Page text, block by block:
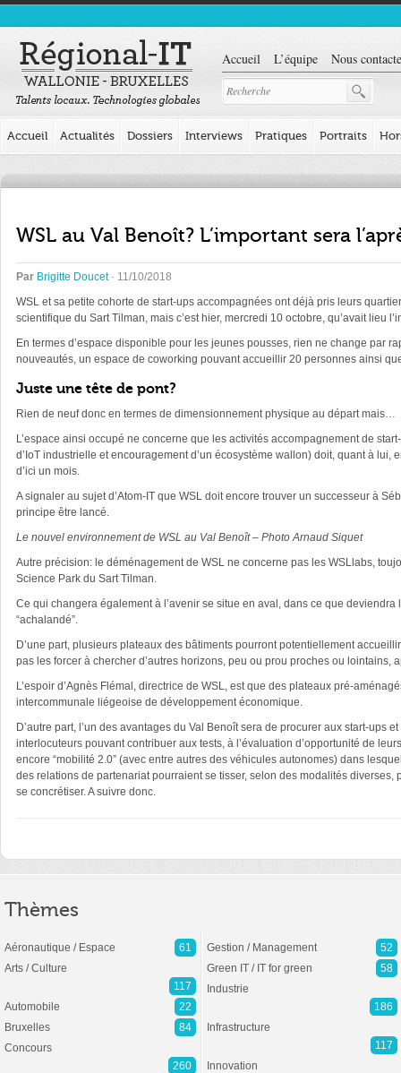
Accueil L’équipe Nous
Accueil Actualités Dossiers Interviews Pratiques Portraits
WSL au Val Benoît? L’important sera
Par Brigitte Doucet· 11/10/2018
WSL et sa petite cohorte de start-ups accompagnées ont déjà pris leurs
scientifique du Sart Tilman, mais c’est hier, mercredi 10 octobre, qu’avait lieu
En termes d’espace disponible pour les jeunes pousses, rien ne change par
nouveautés, un espace de coworking pouvant accueillir 20 personnes ainsi
Juste une tête de pont?
Rien de neuf donc en termes de dimensionnement physique au départ mais…
L’espace ainsi occupé ne concerne que les activités accompagnement de
d’IoT industrielle et encouragement d’un écosystème wallon) doit, quant à
d’ici un mois.
A signaler au sujet d’Atom-IT que WSL doit encore trouver un successeur à
principe être lancé.
Le nouvel environnement de WSL au Val Benoît – Photo Arnaud Siquet
Autre précision: le déménagement de WSL ne concerne pas les WSLlabs,
Science Park du Sart Tilman.
Ce qui changera également à l’avenir se situe en aval, dans ce que
“achalandé”.
D’une part, plusieurs plateaux des bâtiments pourront potentiellement
pas les forcer à chercher d’autres horizons, peu ou prou proches ou lointains,
L’espoir d’Agnès Flémal, directrice de WSL, est que des plateaux pré-
intercommunale liégeoise de développement économique.
D’autre part, l’un des avantages du Val Benoît sera de procurer aux start-
interlocuteurs pouvant contribuer aux tests, à l’évaluation d’opportunité de
encore “mobilité 2.0” (avec entre autres des véhicules autonomes) dans
des relations de partenariat pourraient se tisser, selon des modalités
se concrétiser. A suivre donc.
Thèmes
Aéronautique / Espace
61
Arts / Culture
117
Automobile
22
Bruxelles
84
Concours
260
Gestion / Management
52
Green IT / IT for green
58
Industrie
186
Infrastructure
117
Innovation